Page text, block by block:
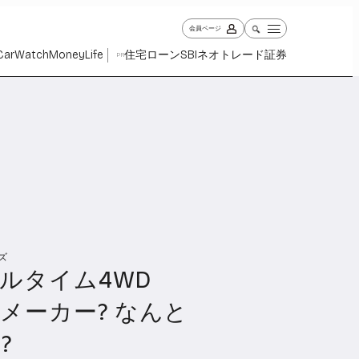
会員ページ
WatchMoneyLife PR住宅ローンSBIネオトレード証券
1029 Money1263
タイム4WD
ーカー? なんと